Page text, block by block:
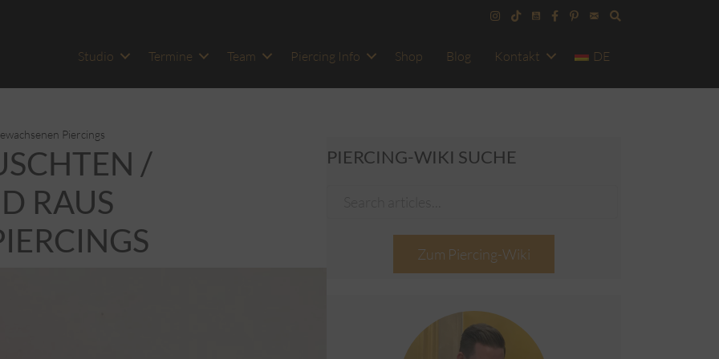
Studio Termine Team Piercing Info Shop Blog Kontakt DE
Piercings
/
RAUS
PIERCING-WIKI SUCHE
Zum Piercing-Wiki